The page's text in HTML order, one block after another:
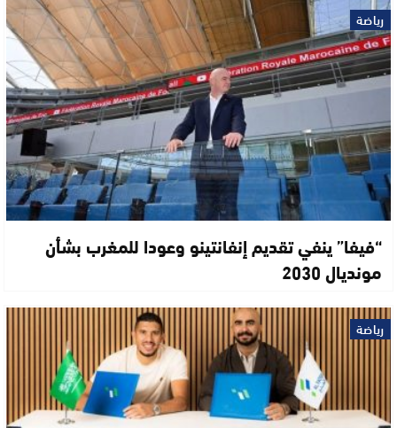
رياضة
“فيفا” ينفي تقديم إنفانتينو وعودا للمغرب بشأن
مونديال 2030
رياضة